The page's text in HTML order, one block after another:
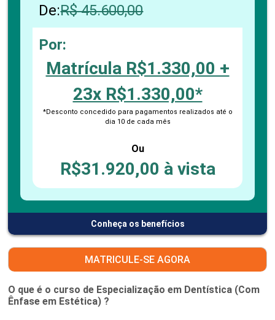
De:R$ 45.600,00
Por:
Matrícula R$1.330,00 +
23x R$1.330,00*
*Desconto concedido para pagamentos realizados até o
dia 10 de cada mês
Ou
R$31.920,00 à vista
Conheça os benefícios
MATRICULE-SE AGORA
O que é o curso de Especialização em Dentística (Com
Ênfase em Estética) ?